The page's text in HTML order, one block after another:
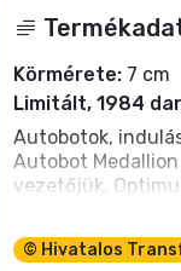
Körmérete: 7 cm
Limitált, 1984
Autobotok,
Autobot
vezetőjük,
utalva a
számozott, és
© Hivatalos